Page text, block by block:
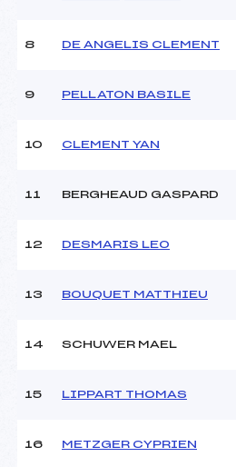
Ouvreurs D :
Nombre de portes :
Traceur :
Ouvreurs C :
Ouvreurs E :
Pénalité appliquée :
8 DE ANGELIS CLEMENT
9 PELLATON BASILE
10 CLEMENT YAN
11 BERGHEAUD GASPARD
12 DESMARIS LEO
13 BOUQUET MATTHIEU
14 SCHUWER MAEL
15 LIPPART THOMAS
16 METZGER CYPRIEN